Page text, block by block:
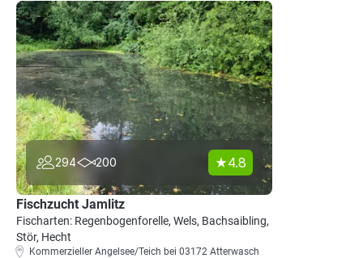
294 200 4.8
Fischzucht Jamlitz
Fischarten: Regenbogenforelle, Wels, Bachsaibling,
Stör, Hecht
Kommerzieller Angelsee/Teich bei 03172 Atterwasch